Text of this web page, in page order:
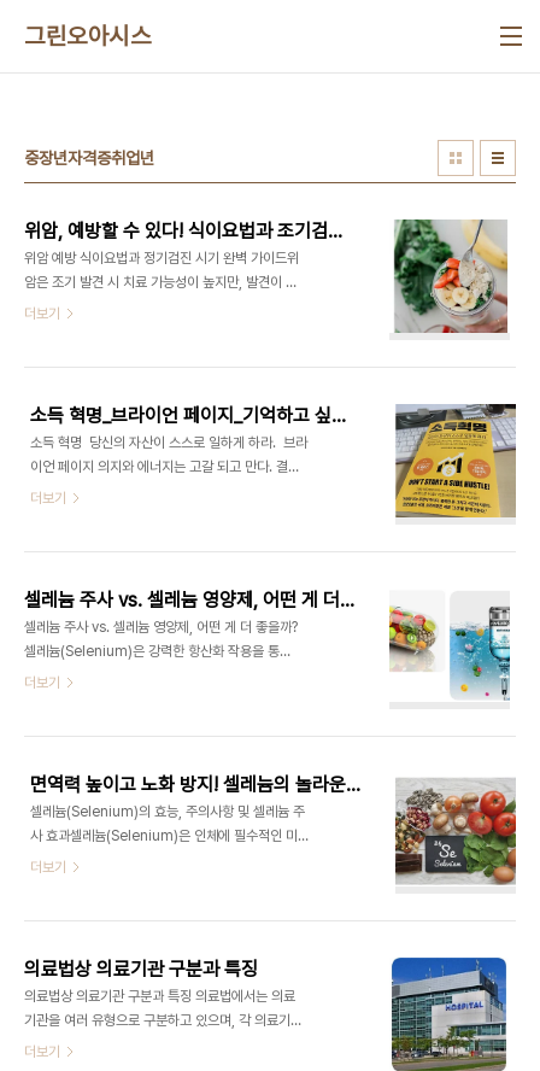
그린오아시스
중장년자격증취업년
위암, 예방할 수 있다! 식이요법과 조기검진이 해답
위암 예방 식이요법과 정기검진 시기 완벽 가이드위
암은 조기 발견 시 치료 가능성이 높지만, 발견이 늦
어지면 치료가 어려워질 수 있다. 따라서 위암 예
지하는 방법을 제시한다.1. 위암 예방을 위한 식이요
법 1) 헬리코박터균 억제 **헬리코박터 파일로리
(Helicobacter pylori)**는 위암의 주요 원인으
로 알려져 있다. 헬리코박터균 감염은 위염과 위궤양
을 유발하며, 장기적인 감염은 위암으로 발전할 수 있
질 채소 섭취녹차와 홍차에 함유된 카테킨이 헬리코
더보기
소득 혁명_브라이언 페이지_기억하고 싶은 문구
소득 혁명 당신의 자산이 스스로 일하게 하라. 브라
이언 페이지 의지와 에너지는 고갈 되고 만다. 결
국 우리를 목적지에 데리고 가는 것은 습관이다.이제
을 모두 돌려받아 당신이 하고 싶은 일을 할 수 있다
면 무엇을 할까?무엇이든 예전과는 다른 선택을 할
까?36 문제는 우리가 이런 패러다임을 맹목적으
로 받아들여 내면화함으로써 다른 방식이 있는지 생
각 조차 안 한다는 사실이다. 그리하여 우리 삶
취에서 멀어지고 만다. 대신 임금, 인상, 승진, 연금
어 ..
더보기
셀레늄 주사 vs. 셀레늄 영양제, 어떤 게 더 좋을까?
셀레늄 주사 vs. 셀레늄 영양제, 어떤 게 더 좋을까?
셀레늄(Selenium)은 강력한 항산화 작용을 통
해 면역력 강화, 노화 방지, 갑상선 기능 유지 등에 중
레늄 주사와 영양제 중 어떤 것이 더 효과적일까? 각
각의 차이점과 장단점을 비교하여 알아보자.1. 셀레
늄 주사란?1) 셀레늄 주사의 특징셀레늄 주사는 정맥
주사(IV) 또는 근육 주사(IM) 방식으로 투여됨.경구
영양제보다 빠르게 체내 흡수되어 신속한 효과를 기
되며, 자가 주사는 불가능함.2) 셀레늄 주사의 효과
더보기
면역력 높이고 노화 방지! 셀레늄의 놀라운 효능
셀레늄(Selenium)의 효능, 주의사항 및 셀레늄 주
사 효과셀레늄(Selenium)은 인체에 필수적인 미네
랄로, 강력한 항산화 작용을 하며 면역력 강화와 항
의 효능과 주의사항, 셀레늄 주사의 적용 대상과 효과
에 대해 알아보자.1. 셀레늄의 효능1) 강력한 항산화
작용① 셀레늄은 글루타티온 퍼옥시다제
(glutathione peroxidase) 효소의 주요 구성 요
소로 작용하며, 활성산소(Free radical)를 제거
더보기
의료법상 의료기관 구분과 특징
의료법상 의료기관 구분과 특징 의료법에서는 의료
기관을 여러 유형으로 구분하고 있으며, 각 의료기관
은 제공하는 의료 서비스의 범위와 시설 기준이 다르
더보기